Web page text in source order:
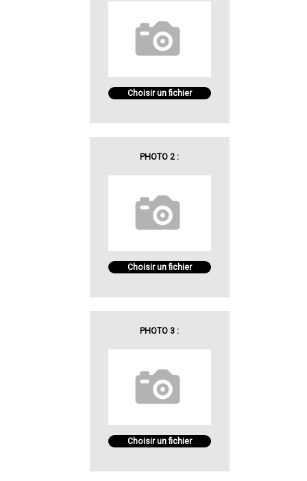
Choisir un fichier
PHOTO 2 :
Choisir un fichier
PHOTO 3 :
Choisir un fichier